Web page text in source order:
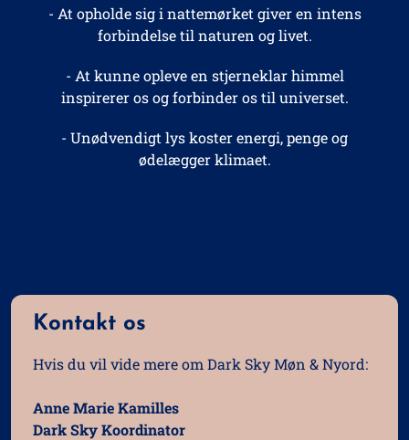
- At opholde sig i nattemørket giver en intens
forbindelse til naturen og livet.
- At kunne opleve en stjerneklar himmel
inspirerer os og forbinder os til universet.
- Unødvendigt lys koster energi, penge og
ødelægger klimaet.
Kontakt os
Hvis du vil vide mere om Dark Sky Møn & Nyord:
Anne Marie Kamilles
Dark Sky Koordinator